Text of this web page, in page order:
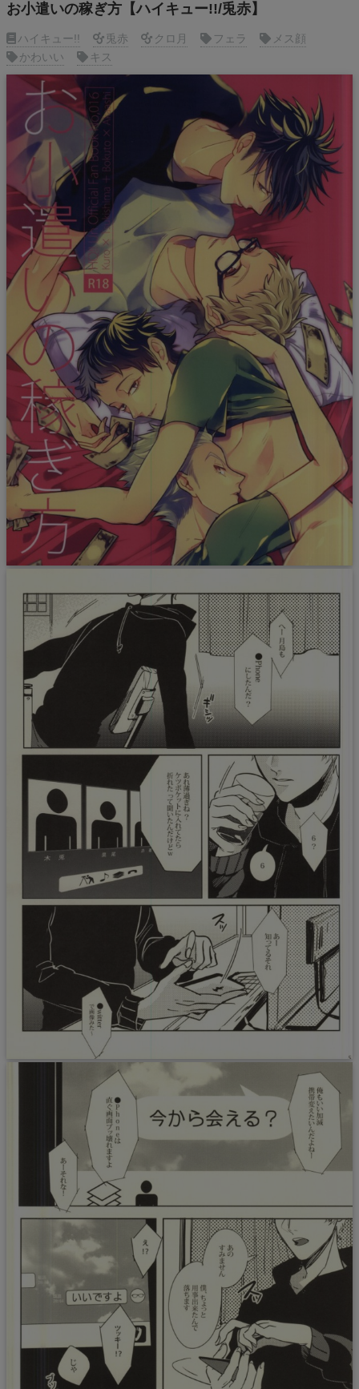
お小遣いの稼ぎ方【ハイキュー!!/兎赤】
ハイキュー!! 兎赤 クロ月 フェラ
メス顔
かわいい
キス